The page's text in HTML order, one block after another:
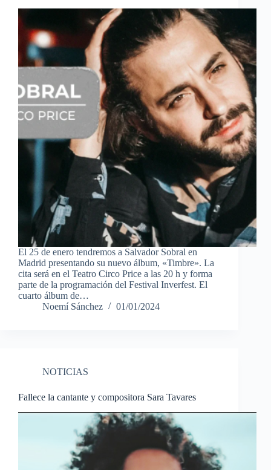
El 25 de enero tendremos a Salvador Sobral en
Madrid presentando su nuevo álbum, «Timbre». La
cita será en el Teatro Circo Price a las 20 h y forma
parte de la programación del Festival Inverfest. El
cuarto álbum de…
Noemí Sánchez
01/01/2024
NOTICIAS
Fallece la cantante y compositora Sara Tavares